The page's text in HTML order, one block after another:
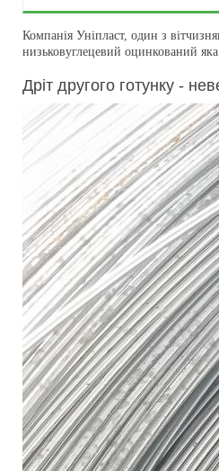
Компанія Уніпласт, один з
низьковуглецевий оцинкований
Дріт другого готунку -